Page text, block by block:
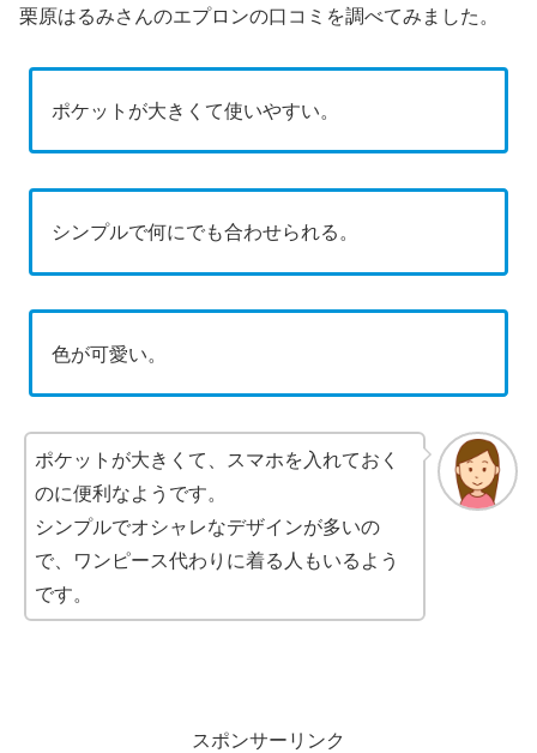
栗原はるみさんのエプロンの口コミを調べてみました。
ポケットが大きくて使いやすい。
シンプルで何にでも合わせられる。
色が可愛い。
ポケットが大きくて、スマホを入れておく
のに便利なようです。
シンプルでオシャレなデザインが多いの
で、ワンピース代わりに着る人もいるよう
です。
スポンサーリンク